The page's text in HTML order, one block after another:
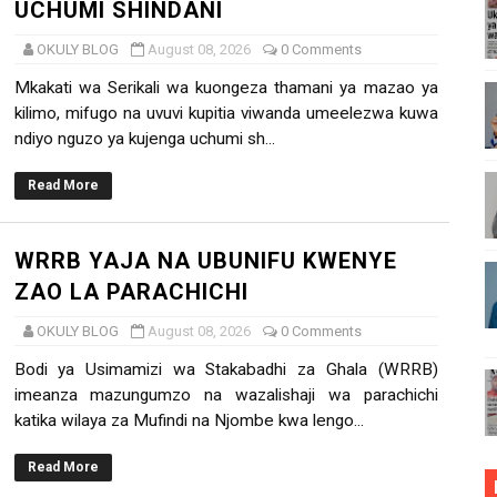
YA SIMU KARIAKOO WAPATA FURSA YA KUELEZA
SAFI YA KUPIKIA KWA VITENDO NANENANE
KWA WANANCHI KUHUSU HAKI ZA BINADAMU
YA MAZAO NDIO NJIA YA KUJENGA UCHUMI SHINDANI
UCHUMI SHINDANI
OKULY BLOG August 08, 2026 0 Comments
Mkakati wa Serikali wa kuongeza thamani ya mazao ya
kilimo, mifugo na uvuvi kupitia viwanda umeelezwa kuwa
ndiyo nguzo ya kujenga uchumi sh...
Read More
WRRB YAJA NA UBUNIFU KWENYE
ZAO LA PARACHICHI
OKULY BLOG August 08, 2026 0 Comments
Bodi ya Usimamizi wa Stakabadhi za Ghala (WRRB)
imeanza mazungumzo na wazalishaji wa parachichi
katika wilaya za Mufindi na Njombe kwa lengo...
Read More